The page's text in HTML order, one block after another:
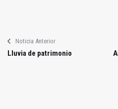
Noticia Anterior
Lluvia de patrimonio